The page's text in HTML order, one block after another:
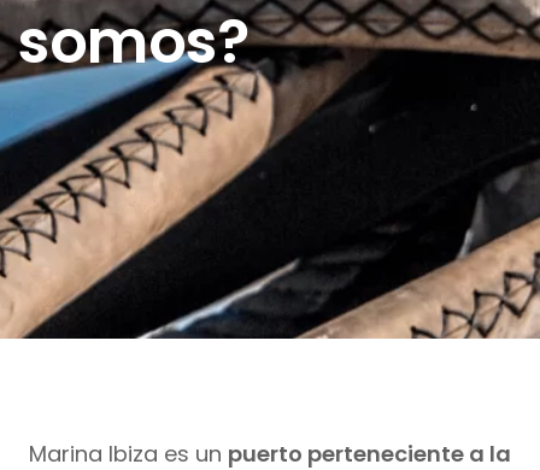
somos?
Marina Ibiza es un puerto perteneciente a la